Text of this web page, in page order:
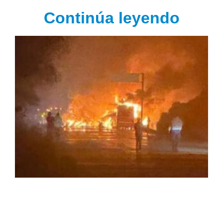
Continúa leyendo